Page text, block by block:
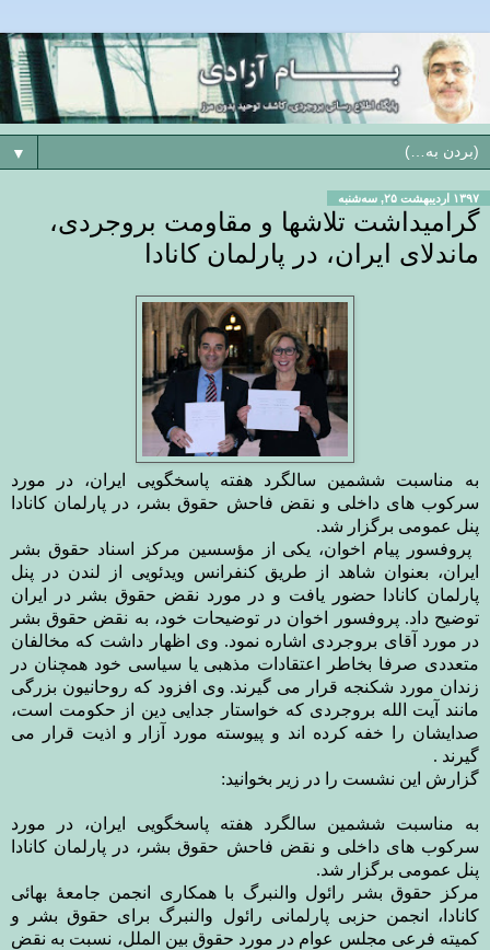
▼
۱۳۹۷ اردیبهشت ۲۵, سه‌شنبه
گرامیداشت تلاشها و مقاومت بروجردی،
ماندلای ایران، در پارلمان کانادا
به مناسبت ششمین سالگرد هفته پاسخگویی ایران، در مورد
سرکوب های داخلی و نقض فاحش حقوق بشر، در پارلمان کانادا
پنل عمومی برگزار شد.
پروفسور پیام اخوان، یکی از مؤسسین مرکز اسناد حقوق بشر
ایران، بعنوان شاهد از طریق کنفرانس ویدئویی از لندن در پنل
پارلمان کانادا حضور یافت و در مورد نقض حقوق بشر در ایران
توضیح داد. پروفسور اخوان در توضیحات خود، به نقض حقوق بشر
در مورد آقای بروجردی اشاره نمود. وی اظهار داشت که مخالفان
متعددی صرفا بخاطر اعتقادات مذهبی یا سیاسی خود همچنان در
زندان مورد شکنجه قرار می گیرند. وی افزود که روحانیون بزرگی
مانند آیت الله بروجردی که خواستار جدایی دین از حکومت است،
صدایشان را خفه کرده اند و پیوسته مورد آزار و اذیت قرار می
گیرند .
گزارش این نشست را در زیر بخوانید:
به مناسبت ششمین سالگرد هفته پاسخگویی ایران، در مورد
سرکوب های داخلی و نقض فاحش حقوق بشر، در پارلمان کانادا
پنل عمومی برگزار شد.
مرکز حقوق بشر رائول والنبرگ با همکاری انجمن جامعۀ بهائی
کانادا، انجمن حزبی پارلمانی رائول والنبرگ برای حقوق بشر و
کمیته فرعی مجلس عوام در مورد حقوق بین الملل، نسبت به نقض